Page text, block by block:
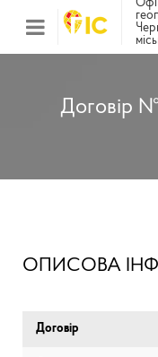
Договір №
ОПИСОВА
Договір